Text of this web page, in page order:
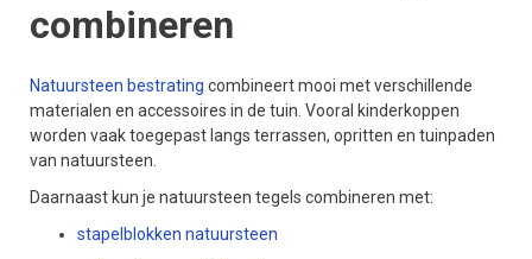
combineren
Natuursteen bestrating combineert mooi met verschillende
materialen en accessoires in de tuin. Vooral kinderkoppen
worden vaak toegepast langs terrassen, opritten en tuinpaden
van natuursteen.
Daarnaast kun je natuursteen tegels combineren met:
stapelblokken natuursteen